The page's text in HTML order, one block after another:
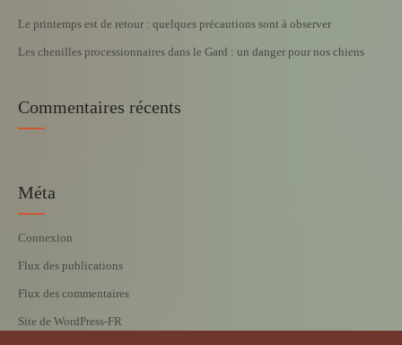
Le printemps est de retour : quelques précautions sont à observer
Les chenilles processionnaires dans le Gard : un danger pour nos chiens
Commentaires récents
Méta
Connexion
Flux des publications
Flux des commentaires
Site de WordPress-FR